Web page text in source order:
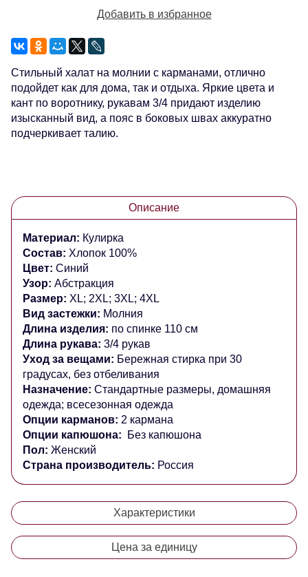
Добавить в избранное
Стильный халат на молнии с карманами, отлично
подойдет как для дома, так и отдыха. Яркие цвета и
кант по воротнику, рукавам 3/4 придают изделию
изысканный вид, а пояс в боковых швах аккуратно
подчеркивает талию.
Описание
Материал: Кулирка
Состав: Хлопок 100%
Цвет: Синий
Узор: Абстракция
Размер: XL; 2XL; 3XL; 4XL
Вид застежки: Молния
Длина изделия: по спинке 110 см
Длина рукава: 3/4 рукав
Уход за вещами: Бережная стирка при 30
градусах, без отбеливания
Назначение: Стандартные размеры, домашняя
одежда; всесезонная одежда
Опции карманов: 2 кармана
Опции капюшона: Без капюшона
Пол: Женский
Страна производитель: Россия
Характеристики
Цена за единицу